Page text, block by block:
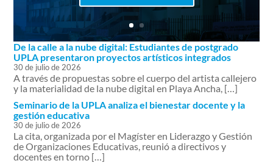
De la calle a la nube digital: Estudiantes de postgrado
UPLA presentaron proyectos artísticos integrados
30 de julio de 2026
A través de propuestas sobre el cuerpo del artista callejero
y la materialidad de la nube digital en Playa Ancha, […]
Seminario de la UPLA analiza el bienestar docente y la
gestión educativa
30 de julio de 2026
La cita, organizada por el Magíster en Liderazgo y Gestión
de Organizaciones Educativas, reunió a directivos y
docentes en torno […]